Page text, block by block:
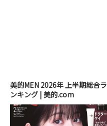
美的MEN 2026年 上半期総合ラ
ンキング | 美的.com